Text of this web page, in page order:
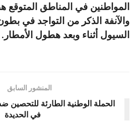
المواطنين في المناطق المتوقع
والآنفة الذكر من التواجد في
السيول أثناء وبعد هطول الأمطار.
المنشور السابق
الحملة الوطنية الطارئة للتحصين
في الحديدة